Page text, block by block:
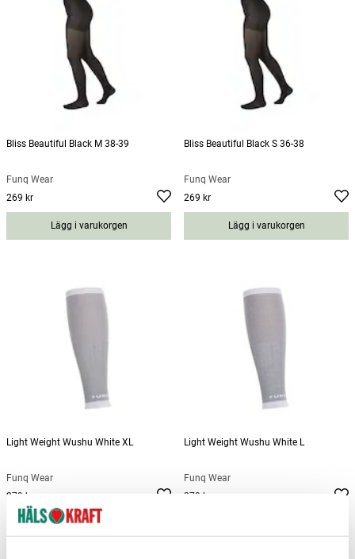
Bliss Beautiful Black M 38-39
Funq Wear
Pris:
269 kr
Lägg i varukorgen
Bliss Beautiful Black S 36-38
Funq Wear
Pris:
269 kr
Lägg i varukorgen
Light Weight Wushu White XL
Funq Wear
Pris
279 kr
Lägg i varukorgen
Light Weight Wushu White L
Funq Wear
Pris
279 kr